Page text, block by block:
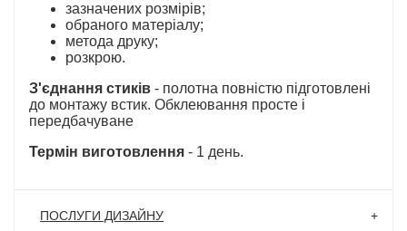
зазначених розмірів;
обраного матеріалу;
метода друку;
розкрою.
З'єднання стиків - полотна повністю підготовлені
до монтажу встик. Обклеювання просте і
передбачуване
Термін виготовлення - 1 день.
ПОСЛУГИ ДИЗАЙНУ